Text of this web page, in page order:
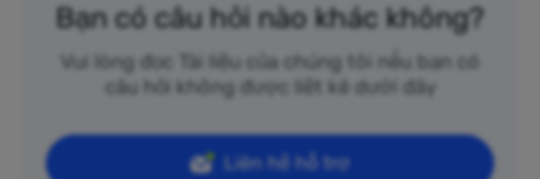
Bạn có câu hỏi nào khác không?
Vui lòng đọc Tài liệu của chúng tôi nếu bạn có
câu hỏi không được liệt kê dưới đây
Liên hệ hỗ trợ